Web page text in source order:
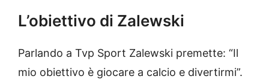
L’obiettivo di Zalewski
Parlando a Tvp Sport Zalewski premette: “Il
mio obiettivo è giocare a calcio e divertirmi”.